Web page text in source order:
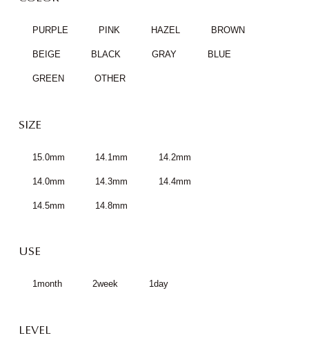
PURPLE PINK HAZEL BROWN
BEIGE BLACK GRAY BLUE
GREEN OTHER
SIZE
15.0mm 14.1mm 14.2mm
14.0mm 14.3mm 14.4mm
14.5mm 14.8mm
USE
1month 2week 1day
LEVEL